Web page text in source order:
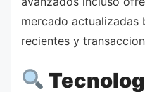
mercado actualizadas
recientes y